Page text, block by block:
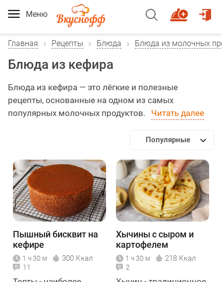
Меню
Главная Рецепты Блюда Блюда из молочных
Блюда из кефира
Блюда из кефира — это лёгкие и полезные
рецепты, основанные на одном из самых
популярных молочных продуктов.
Читать далее
Популярные
Пышный бисквит на
кефире
1 ч 30 м 300 Ккал
11
Хычины с сыром и
картофелем
1 ч 30 м 218 Ккал
2